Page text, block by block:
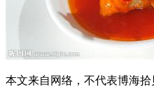
本文来自网络，不代表博海拾